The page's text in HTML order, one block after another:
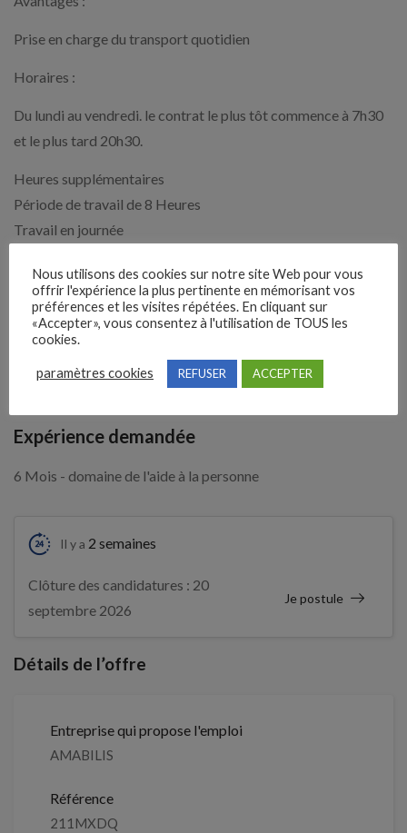
Prise en charge du transport quotidien
Horaires :
Du lundi au vendredi. le contrat le plus tôt commence à 7h30
et le plus tard 20h30.
Heures supplémentaires
Période de travail de 8 Heures
Travail en journée
Travail les jours fériés et un week end sur deux
Rémunération supplémentaire :
Heures supplémentaires majorées
Primes
Expérience demandée
6 Mois - domaine de l'aide à la personne
Il y a 2 semaines
Clôture des candidatures : 20
septembre 2026
Je postule
Détails de l’offre
Entreprise qui propose l'emploi
AMABILIS
Référence
211MXDQ
Nous utilisons des cookies sur notre site Web pour vous
offrir l'expérience la plus pertinente en mémorisant vos
préférences et les visites répétées. En cliquant sur
«Accepter», vous consentez à l'utilisation de TOUS les
cookies.
paramètres cookies REFUSER ACCEPTER